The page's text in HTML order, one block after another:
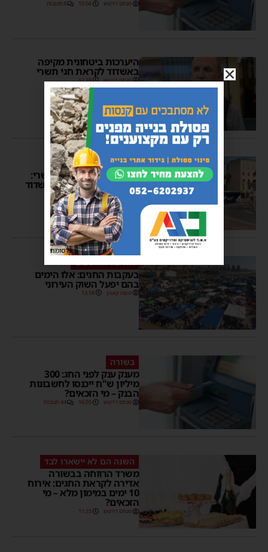
מנחם דויטש 15:56 8 תגובות
היערכות ביטחונית מקיפה
באשדוד לקראת חגי תשרי
מנחם דויטש 12:28
נסיעה טובה
בשורה לנוסעים בחגי תשרי:
תגבור משמעותי לקווי אשדוד
– ירושלים
מנחם דויטש 13:42
הודעה לתושבים
בעקבות החגים: אלו הימים
בהם יפעל השוק העירוני
משה קאהן 13:18
בשורה
מענק ענק לפני החג: 300
מיליון ש"ח ייכנסו לחשבונות
הבנק – מי הזכאים?
מנחם דויטש 16:05 44 תגובות
השנה הם לא יישארו לבד
משרד הרווחה בבשורה
אדירה לקראת החגים: אירוח
10 ימים במימון מלא – מי
הזכאים?
מנחם דויטש 11:33
פרסומת